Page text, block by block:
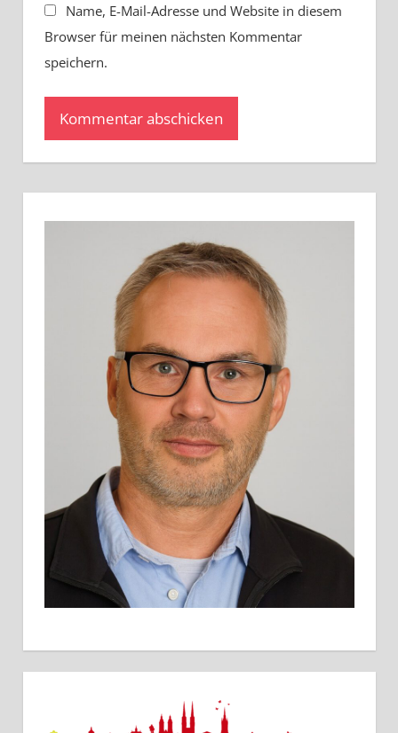
Name, E-Mail-Adresse und Website in diesem
Browser für meinen nächsten Kommentar
speichern.